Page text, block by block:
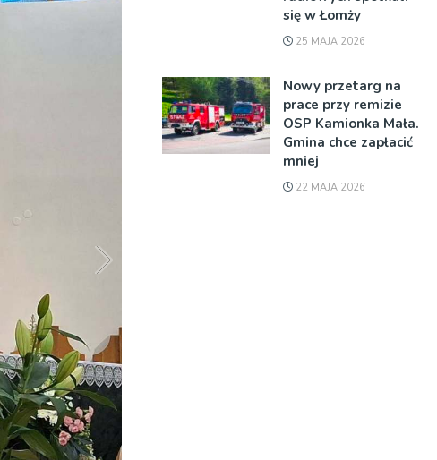
się w Łomży
25 MAJA 2026
Nowy przetarg na
prace przy remizie
OSP Kamionka Mała.
Gmina chce zapłacić
mniej
22 MAJA 2026